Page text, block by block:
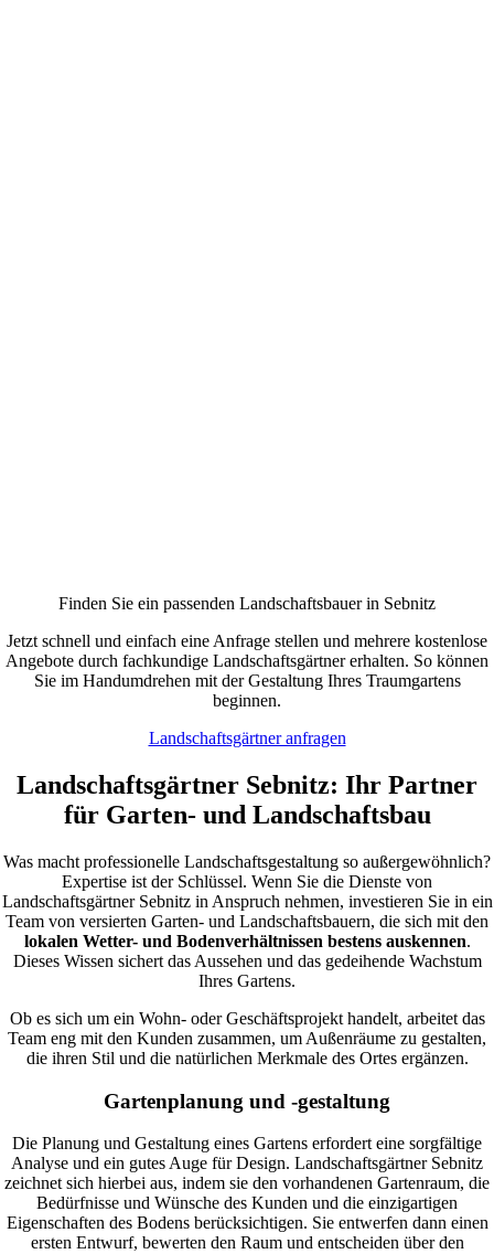
Finden Sie ein passenden Landschaftsbauer in Sebnitz
Jetzt schnell und einfach eine Anfrage stellen und mehrere kostenlose
Angebote durch fachkundige Landschaftsgärtner erhalten. So können
Sie im Handumdrehen mit der Gestaltung Ihres Traumgartens
beginnen.
Landschaftsgärtner anfragen
Landschaftsgärtner Sebnitz: Ihr Partner
für Garten- und Landschaftsbau
Was macht professionelle Landschaftsgestaltung so außergewöhnlich?
Expertise ist der Schlüssel. Wenn Sie die Dienste von
Landschaftsgärtner Sebnitz in Anspruch nehmen, investieren Sie in ein
Team von versierten Garten- und Landschaftsbauern, die sich mit den
lokalen Wetter- und Bodenverhältnissen bestens auskennen.
Dieses Wissen sichert das Aussehen und das gedeihende Wachstum
Ihres Gartens.
Ob es sich um ein Wohn- oder Geschäftsprojekt handelt, arbeitet das
Team eng mit den Kunden zusammen, um Außenräume zu gestalten,
die ihren Stil und die natürlichen Merkmale des Ortes ergänzen.
Gartenplanung und -gestaltung
Die Planung und Gestaltung eines Gartens erfordert eine sorgfältige
Analyse und ein gutes Auge für Design. Landschaftsgärtner Sebnitz
zeichnet sich hierbei aus, indem sie den vorhandenen Gartenraum, die
Bedürfnisse und Wünsche des Kunden und die einzigartigen
Eigenschaften des Bodens berücksichtigen. Sie entwerfen dann einen
ersten Entwurf, bewerten den Raum und entscheiden über den